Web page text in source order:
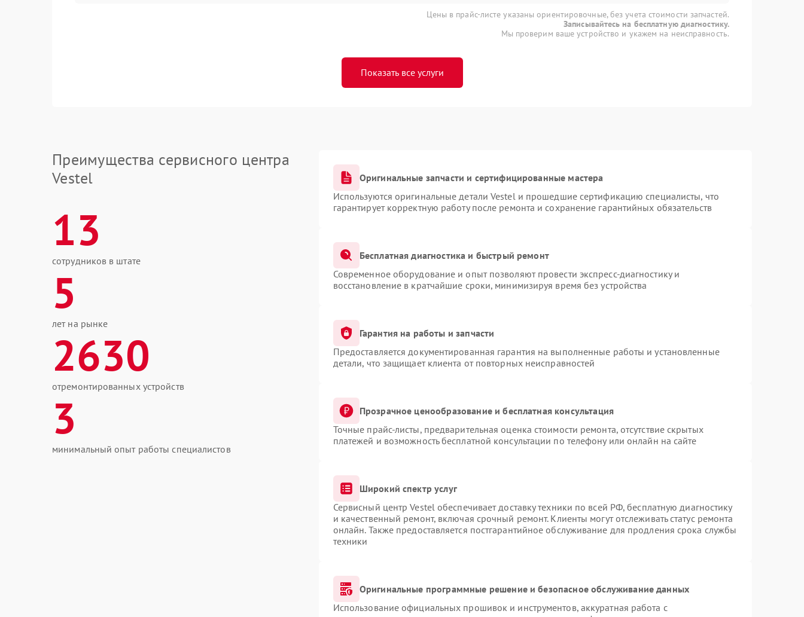
Цены в прайс-листе указаны ориентировочные, без учета стоимости запчастей.
Записывайтесь на бесплатную диагностику.
Мы проверим ваше устройство и укажем на неисправность.
Показать все услуги
Преимущества сервисного центра
Vestel
13
сотрудников в штате
5
лет на рынке
2630
отремонтированных устройств
3
минимальный опыт работы специалистов
Оригинальные запчасти и сертифицированные мастера
Используются оригинальные детали Vestel и прошедшие сертификацию специалисты, что
гарантирует корректную работу после ремонта и сохранение гарантийных обязательств
Бесплатная диагностика и быстрый ремонт
Современное оборудование и опыт позволяют провести экспресс-диагностику и
восстановление в кратчайшие сроки, минимизируя время без устройства
Гарантия на работы и запчасти
Предоставляется документированная гарантия на выполненные работы и установленные
детали, что защищает клиента от повторных неисправностей
Прозрачное ценообразование и бесплатная консультация
Точные прайс-листы, предварительная оценка стоимости ремонта, отсутствие скрытых
платежей и возможность бесплатной консультации по телефону или онлайн на сайте
Широкий спектр услуг
Сервисный центр Vestel обеспечивает доставку техники по всей РФ, бесплатную диагностику
и качественный ремонт, включая срочный ремонт. Клиенты могут отслеживать статус ремонта
онлайн. Также предоставляется постгарантийное обслуживание для продления срока службы
техники
Оригинальные программные решение и безопасное обслуживание данных
Использование официальных прошивок и инструментов, аккуратная работа с